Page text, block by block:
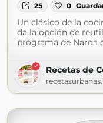
25 0
Un clásico de la
da la opción de
programa de Narda
Recetas de